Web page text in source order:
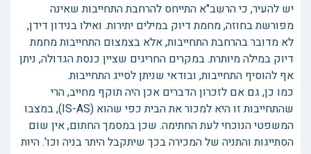
יש להעיר, כי הרשב"א התייחס להרחבת התחייבות שאינה
מפורשת בחוזה, מחמת דיוק במילים יתירות. ואילו בנידון דידן,
לא מדובר בהרחבת התחייבות, אלא בצמצום התחייבות מחמת
דיוק במילה מיותרת. במקרים החריגים שציין כנסת הגדולה, ניתן
אף להוסיף התחייבות, ובודאי שניתן לסייג התחייבות.
כמו כן, גם אם לזכרון הדברים אכן היה תוקף מחייב, הרי
שהתחייבות זו היא למכור את הבית כפי שהוא (IS-AS), במצבו
המשפטי הנוכחי לעת החתימה. שכן במסמך החתום, אין שום
הסתייגות והתניה של המכירה בכך שיתקבל היתר בניה וכו'. היות